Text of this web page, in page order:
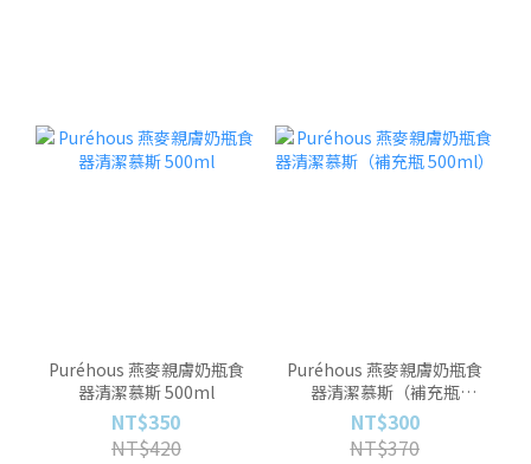
Puréhous 燕麥親膚奶瓶食
器清潔慕斯 500ml
NT$350
NT$420
Puréhous 燕麥親膚奶瓶食
器清潔慕斯（補充瓶
500ml）
NT$300
NT$370